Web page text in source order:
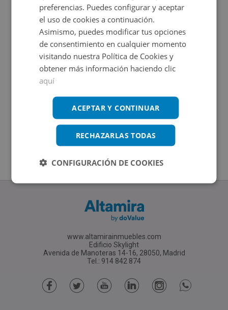
Cl Elche S/n, 03690 San Vicente Raspeig -
Impuestos no incluidos
68 inmuebles disponibles
Desde 206.646€
www.altamirainmuebles.com
Edificio Skylight
Avenida de Manoteras 14-16, 28050, Madrid
Tel.: 914 842 874
preferencias. Puedes configurar y aceptar
el uso de cookies a continuación.
Asimismo, puedes modificar tus opciones
de consentimiento en cualquier momento
visitando nuestra Política de Cookies y
obtener más información haciendo clic
aquí
ACEPTAR Y CONTINUAR
RECHAZARLAS TODAS
CONFIGURACIÓN DE COOKIES